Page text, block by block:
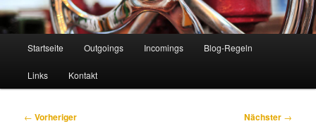
Startseite Outgoings Incomings Blog-Regeln
Links Kontakt
Beitragsnavigation
← Vorheriger Nächster →